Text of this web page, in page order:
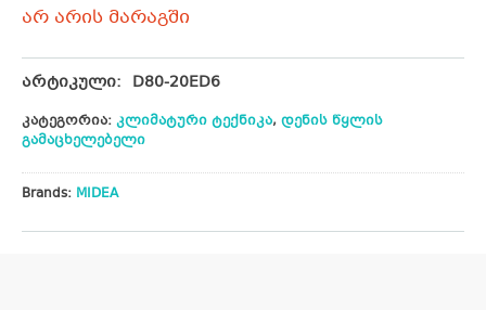
არ არის მარაგში
არტიკული: D80-20ED6
კატეგორია: კლიმატური ტექნიკა, დენის წყლის
გამაცხელებელი
Brands: MIDEA